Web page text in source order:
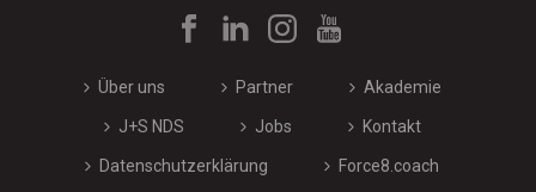
Über uns Partner Akademie
J+S NDS Jobs Kontakt
Datenschutzerklärung Force8.coach